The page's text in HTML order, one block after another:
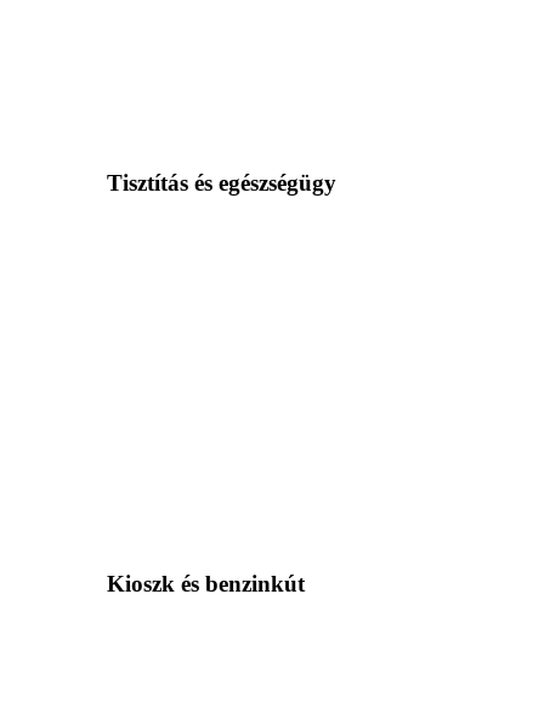
Tisztítás és egészségügy
Kioszk és benzinkút